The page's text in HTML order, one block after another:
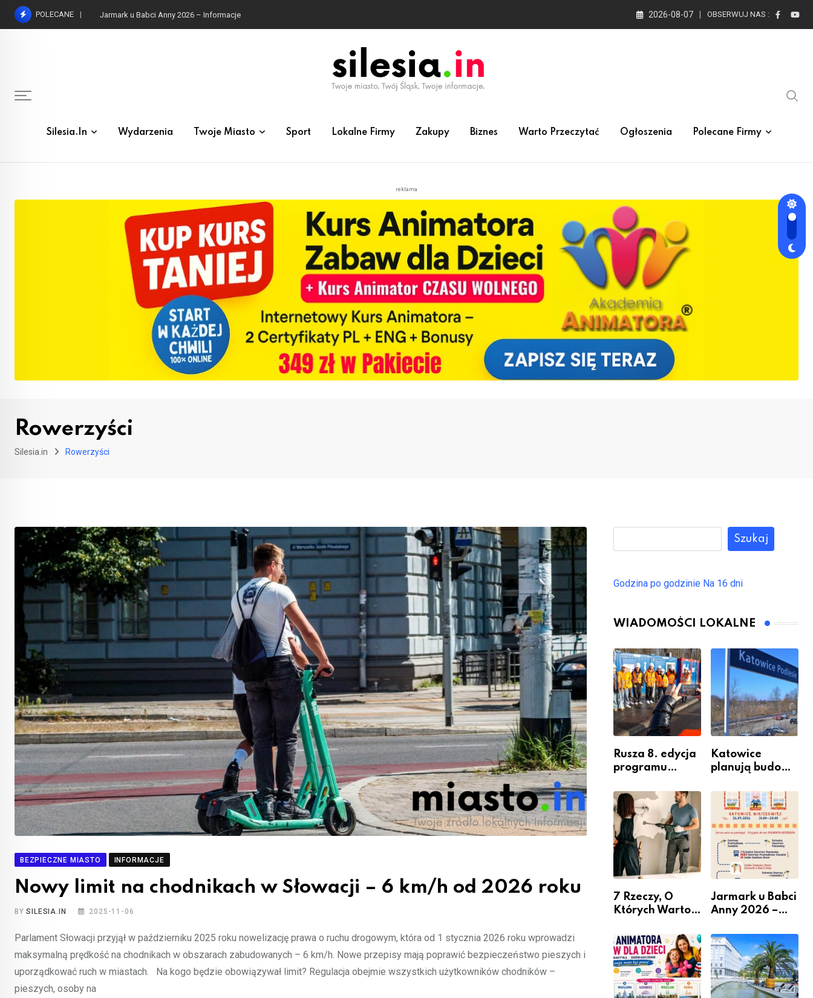
Skip
POLECANE 2026-08-07 OBSERWUJ NAS :
Silesia.in Wydarzenia Twoje Miasto Sport Lokalne Firmy Zakupy Biznes Warto Przeczytać Ogłoszenia Polecane Firmy
reklama
Rowerzyści
Silesia.in Rowerzyści
BEZPIECZNE MIASTO INFORMACJE
Nowy limit na chodnikach w Słowacji – 6 km/h od 2026 roku
BYSILESIA.IN 2025-11-06
Parlament Słowacji przyjął w październiku 2025 roku nowelizację prawa o ruchu drogowym, która od 1 stycznia 2026 roku wprowadzi
maksymalną prędkość na chodnikach w obszarach zabudowanych – 6 km/h. Nowe przepisy mają poprawić bezpieczeństwo pieszych i
uporządkować ruch w miastach. Na kogo będzie obowiązywał limit? Regulacja obejmie wszystkich użytkowników chodników –
pieszych, osoby na
Szukaj
Godzina po godzinie Na 16 dni
WIADOMOŚCI LOKALNE
Rusza 8. edycja
programu
Miastem
Fachowców” –
nabór dla
przedsiębiorców
Katowice
planują budowę
przesiadkoweg
o w Podlesiu
7 Rzeczy, O
Których Warto
Remontem
Mieszkania
Jarmark u Babci
Anny 2026 –